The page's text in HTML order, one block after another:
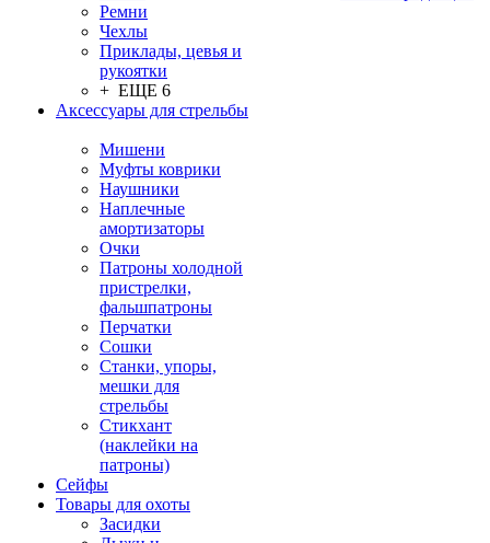
Ремни
Чехлы
Приклады, цевья и
рукоятки
+ ЕЩЕ 6
Аксессуары для стрельбы
Мишени
Муфты коврики
Наушники
Наплечные
амортизаторы
Очки
Патроны холодной
пристрелки,
фальшпатроны
Перчатки
Сошки
Станки, упоры,
мешки для
стрельбы
Стикхант
(наклейки на
патроны)
Сейфы
Товары для охоты
Засидки